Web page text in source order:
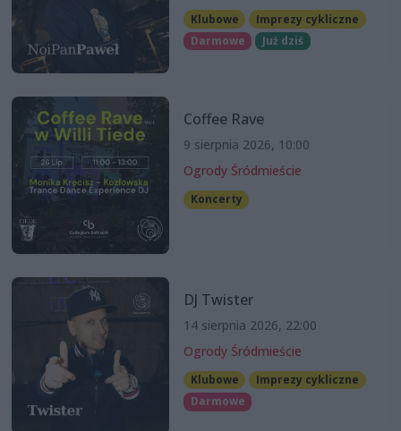
Klubowe
Imprezy cykliczne
Darmowe
Już dziś
Coffee Rave
9 sierpnia 2026, 10:00
Ogrody Śródmieście
Koncerty
DJ Twister
14 sierpnia 2026, 22:00
Ogrody Śródmieście
Klubowe
Imprezy cykliczne
Darmowe